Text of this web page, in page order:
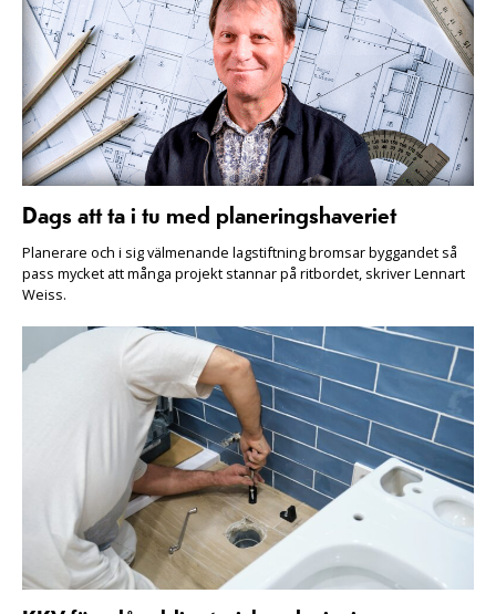
Dags att ta i tu med planeringshaveriet
Planerare och i sig välmenande lagstiftning bromsar byggandet så
pass mycket att många projekt stannar på ritbordet, skriver Lennart
Weiss.